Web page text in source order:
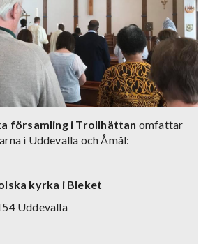
församling i Trollhättan omfattar
i Uddevalla och Åmål:
kyrka i Bleket
Uddevalla